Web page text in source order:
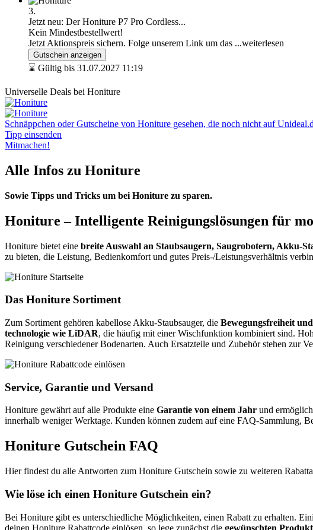
3.
Jetzt neu: Der Honiture P7 Pro Cordless...
Kein Mindestbestellwert!
Jetzt Aktionspreis sichern. Folge unserem Link um das ...weiterlesen
Gutschein anzeigen
⌛ Gültig bis 31.07.2027 11:19
Universelle Deals bei Honiture
Schnäppchen oder Gutscheine von Honiture gesehen, die noch nicht auf
Tipp einsenden
Mitmachen!
Alle Infos zu Honiture
Sowie Tipps und Tricks um bei Honiture zu sparen.
Honiture – Intelligente Reinigungslösungen für
Honiture bietet eine breite Auswahl an Staubsaugern, Saugrobotern, Akku-
zu bieten, die Leistung, Bedienkomfort und gutes Preis-/Leistungsverhältnis
Das Honiture Sortiment
Zum Sortiment gehören kabellose Akku-Staubsauger, die Bewegungsfreiheit
technologie wie LiDAR, die häufig mit einer Wischfunktion kombiniert sind.
Reinigung verschiedener Bodenarten. Auch Ersatzteile und Zubehör stehen zur
Service, Garantie und Versand
Honiture gewährt auf alle Produkte eine Garantie von einem Jahr und
innerhalb weniger Werktage. Kunden können zudem auf eine FAQ-Sammlung,
Honiture Gutschein FAQ
Hier findest du alle Antworten zum Honiture Gutschein sowie zu weiteren
Wie löse ich einen Honiture Gutschein ein?
Bei Honiture gibt es unterschiedliche Möglichkeiten, einen Rabatt zu erhalten.
deinen Honiture Rabattcode einlösen, so lege zunächst die gewünschten